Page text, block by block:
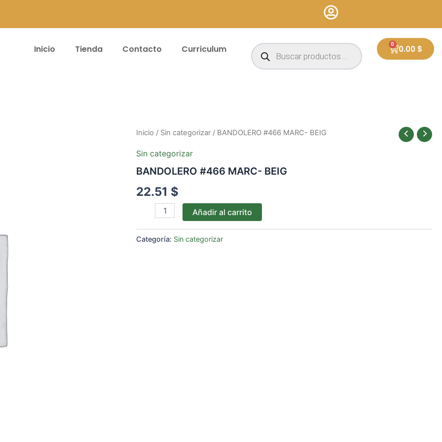
Inicio Tienda Contacto Curriculum
Búsqueda
de
productos
0.00 $
0
Cart
Inicio / Sin categorizar / BANDOLERO #466 MARC- BEIG
Sin categorizar
BANDOLERO #466 MARC- BEIG
22.51 $
BANDOLERO
MARC-
cantidad
Añadir al carrito
Categoría: Sin categorizar